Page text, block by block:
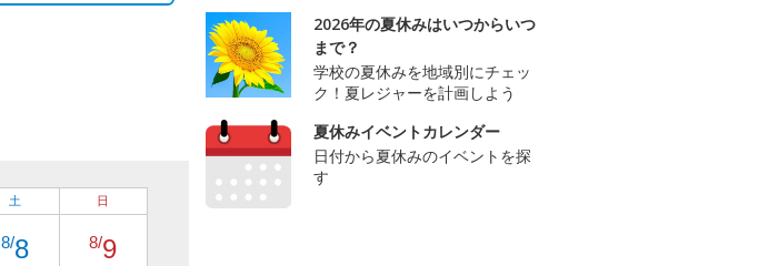
土
8/8
日
8/9
2026年の夏休みはいつからいつ
まで？
学校の夏休みを地域別にチェッ
ク！夏レジャーを計画しよう
夏休みイベントカレンダー
日付から夏休みのイベントを探
す